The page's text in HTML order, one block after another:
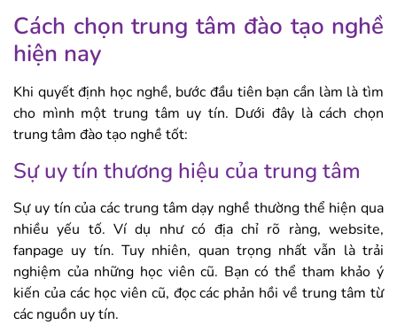
Cách chọn trung tâm đào tạo nghề
hiện nay
Khi quyết định học nghề, bước đầu tiên bạn cần làm là tìm
cho mình một trung tâm uy tín. Dưới đây là cách chọn
trung tâm đào tạo nghề tốt:
Sự uy tín thương hiệu của trung tâm
Sự uy tín của các trung tâm dạy nghề thường thể hiện qua
nhiều yếu tố. Ví dụ như có địa chỉ rõ ràng, website,
fanpage uy tín. Tuy nhiên, quan trọng nhất vẫn là trải
nghiệm của những học viên cũ. Bạn có thể tham khảo ý
kiến của các học viên cũ, đọc các phản hồi về trung tâm từ
các nguồn uy tín.